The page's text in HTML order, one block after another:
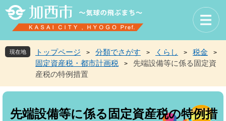
先
頭
を
飛
現在地 トップページ > 分類でさがす > くらし > 税金 >
固定資産税・都市計画税 >
先端設備等に係る固定資
産税の特例措置
本
先端設備等に係る固定資産税の特例措